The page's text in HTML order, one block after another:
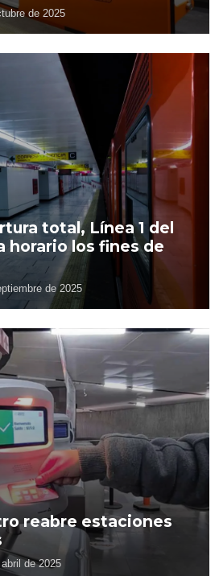
de 2025
total, Línea 1 del
horario los fines de
de 2025
reabre estaciones
de 2025